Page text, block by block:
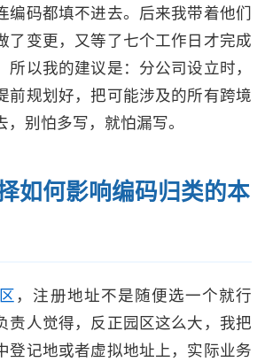
编码都填不进去。后来我带着他们
了变更，又等了七个工作日才完成
所以我的建议是：分公司设立时，
前规划好，把可能涉及的所有跨境
别怕多写，就怕漏写。
如何影响编码归类的本
，注册地址不是随便选一个就行
责人觉得，反正园区这么大，我把
登记地或者虚拟地址上，实际业务